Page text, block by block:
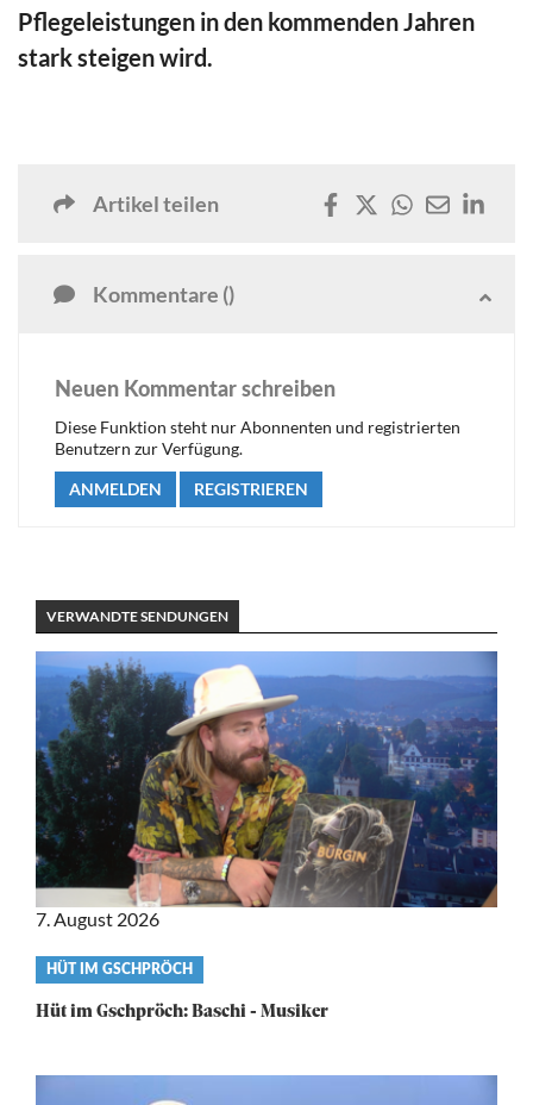
Pflegeleistungen in den kommenden Jahren
stark steigen wird.
Artikel teilen
Kommentare ()
Neuen Kommentar schreiben
Diese Funktion steht nur Abonnenten und registrierten
Benutzern zur Verfügung.
ANMELDEN
REGISTRIEREN
VERWANDTE SENDUNGEN
Video
category
HÜT IM GSCHPRÖCH
Hüt im Gschpröch: Baschi - Musiker
7. August 2026